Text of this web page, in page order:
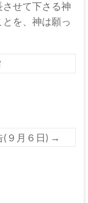
せて下さる神
を、神は願っ
(９月６日) →